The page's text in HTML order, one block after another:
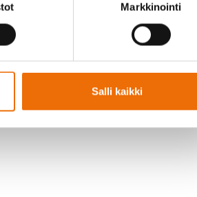
Markkinointi
Salli kaikki